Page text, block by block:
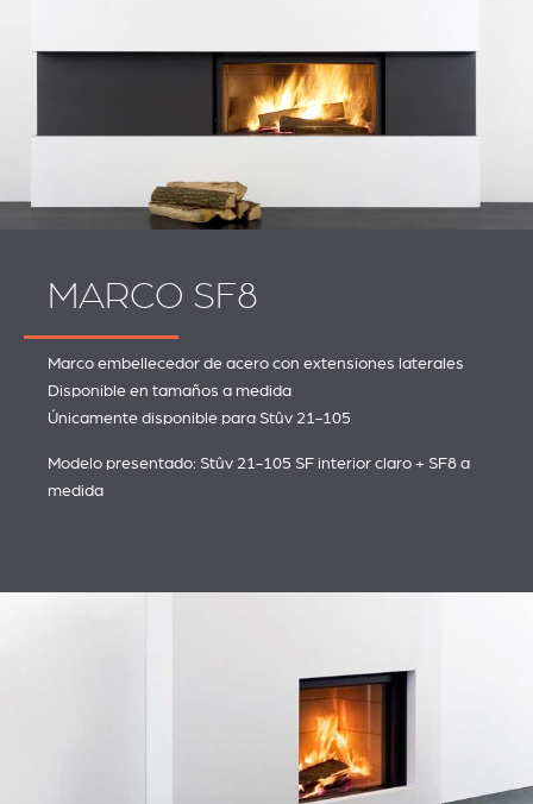
MARCO SF8
Marco embellecedor de acero con extensiones laterales
Disponible en tamaños a medida
Únicamente disponible para Stûv 21-105
Modelo presentado: Stûv 21-105 SF interior claro + SF8 a
medida
REVESTIMIENTOS Y
ACCESORIOS STÛV 21